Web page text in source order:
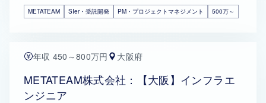
METATEAM SIer・受託開発 PM・プロジェクトマネジメント 500万～
年収 450～800万円 大阪府
METATEAM株式会社：【大阪】インフラエ
ンジニア